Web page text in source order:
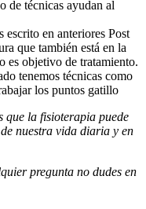
de técnicas ayudan al
escrito en anteriores Post
que también está en la
es objetivo de tratamiento.
tenemos técnicas como
los puntos gatillo
que la fisioterapia puede
nuestra vida diaria y en
pregunta no dudes en